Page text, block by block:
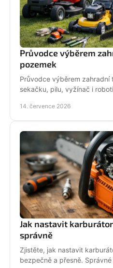
Průvodce výběrem
pozemek
Průvodce výběrem zahradní
sekačku, pilu, vyžínač i
podpory.
14. července 2026
Jak nastavit
správně
Zjistěte, jak nastavit
bezpečně a přesně.